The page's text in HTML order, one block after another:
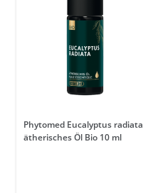
Phytomed Eucalyptus radiata
ätherisches Öl Bio 10 ml